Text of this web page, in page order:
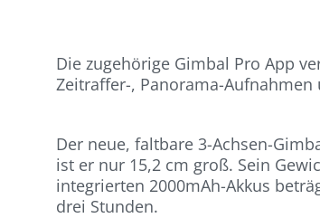
Die zugehörige Gimbal Pro App
Zeitraffer-, Panorama-
Der neue, faltbare 3-Achsen-
ist er nur 15,2 cm groß. Sein
integrierten 2000mAh-Akkus
drei Stunden.